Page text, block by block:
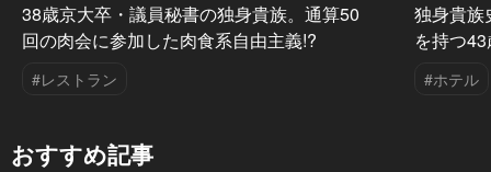
38歳京大卒・議員秘書の独身貴族。通算50
回の肉会に参加した肉食系自由主義!?
#レストラン
独身貴
を持つ
#ホテル
おすすめ記事